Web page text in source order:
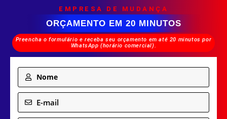
EMPRESA DE MUDANÇA
ORÇAMENTO EM 20 MINUTOS
Preencha o formulário e receba seu orçamento em até 20 minutos por
WhatsApp (horário comercial).
Nome
E-mail